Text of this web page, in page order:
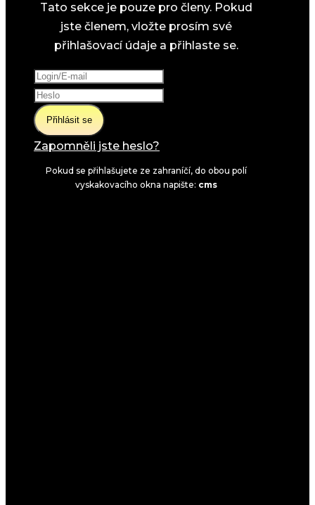
Tato sekce je pouze pro členy. Pokud
jste členem, vložte prosím své
přihlašovací údaje a přihlaste se.
Přihlásit se
Zapomněli jste heslo?
Pokud se přihlašujete ze zahraníčí, do obou polí
vyskakovacího okna napište: cms